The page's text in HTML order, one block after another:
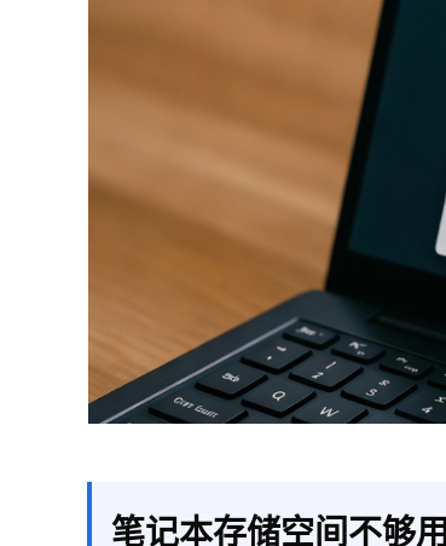
笔记本存储空间不够